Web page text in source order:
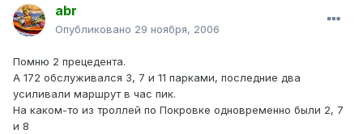
abr
Опубликовано 29 ноября, 2006
Помню 2 прецедента.
А 172 обслуживался 3, 7 и 11 парками, последние два
усиливали маршрут в час пик.
На каком-то из троллей по Покровке одновременно были 2, 7
и 8